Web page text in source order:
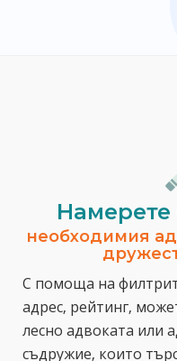
необходимия
С помоща на
адрес, рейтинг,
лесно адвоката или
съдружие, които